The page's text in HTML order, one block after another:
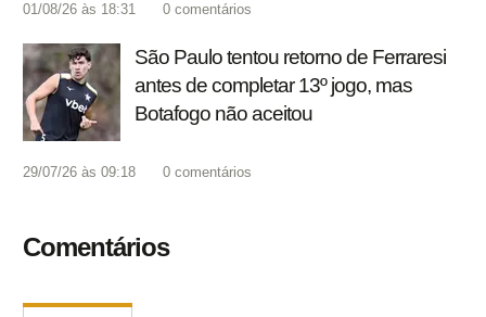
01/08/26 às 18:31 0 comentários
São Paulo tentou retorno de Ferraresi
antes de completar 13º jogo, mas
Botafogo não aceitou
29/07/26 às 09:18 0 comentários
Comentários